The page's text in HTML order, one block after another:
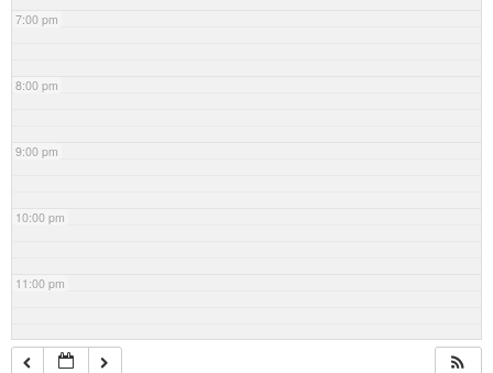
7:00 pm
8:00 pm
9:00 pm
10:00 pm
11:00 pm